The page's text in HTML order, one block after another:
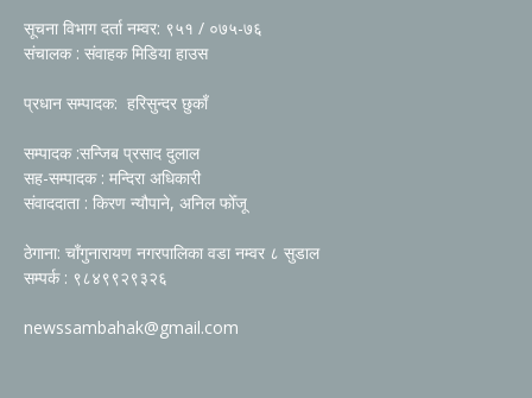
सूचना विभाग दर्ता नम्वर: ९५१ / ०७५-७६
संचालक : संवाहक मिडिया हाउस
प्रधान सम्पादक: हरिसुन्दर छुकाँ
सम्पादक :सन्जिब प्रसाद दुलाल
सह-सम्पादक : मन्दिरा अधिकारी
संवाददाता : किरण न्यौपाने, अनिल फोँजू
ठेगाना: चाँगुनारायण नगरपालिका वडा नम्वर ८ सुडाल
सम्पर्क : ९८४९९२९३२६
newssambahak@gmail.com